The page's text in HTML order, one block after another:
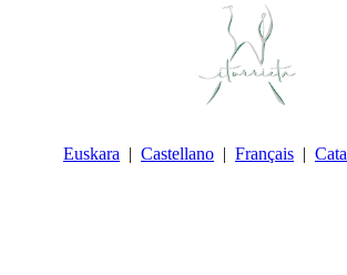
Euskara Castellano Français